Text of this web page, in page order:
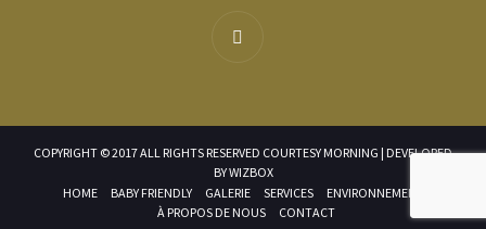
COPYRIGHT © 2017 ALL RIGHTS RESERVED COURTESY MORNING | DEVELOPED
BYWIZBOX
HOME
BABY FRIENDLY GALERIE SERVICES
ENVIRONNEMENT
À PROPOS DE NOUS
CONTACT